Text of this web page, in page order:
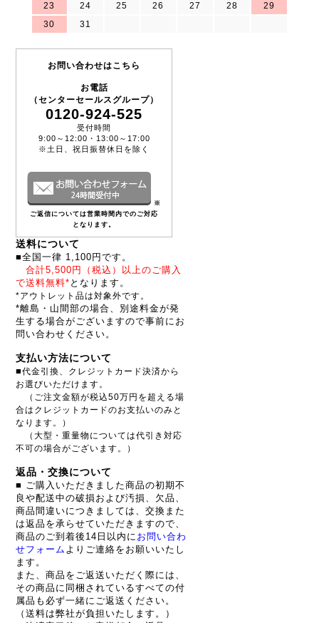
23
24 25 26 27 28
29
30
31
お問い合わせはこちら
お電話
（センターセールスグループ）
0120-924-525
受付時間
9:00～12:00・13:00～17:00
※土日、祝日振替休日を除く
※
ご返信については営業時間内でのご対応
となります。
送料について
■全国一律 1,100円です。
合計5,500円（税込）以上のご購入
で送料無料* となります。
*アウトレット品は対象外です。
*離島・山間部の場合、別途料金が発
生する場合がございますので事前にお
問い合わせください。
支払い方法について
■代金引換、クレジットカード決済から
お選びいただけます。
（ご注文金額が税込50万円を超える場
合はクレジットカードのお支払いのみと
なります。）
（大型・重量物については代引き対応
不可の場合がございます。）
返品・交換について
■ ご購入いただきました商品の初期不
良や配送中の破損および汚損、欠品、
商品間違いにつきましては、交換また
は返品を承らせていただきますので、
商品のご到着後14日以内に お問い合わ
せフォーム よりご連絡をお願いいたし
ます。
また、商品をご返送いただく際には、
その商品に同梱されているすべての付
属品も必ず一緒にご返送ください。
（送料は弊社が負担いたします。）